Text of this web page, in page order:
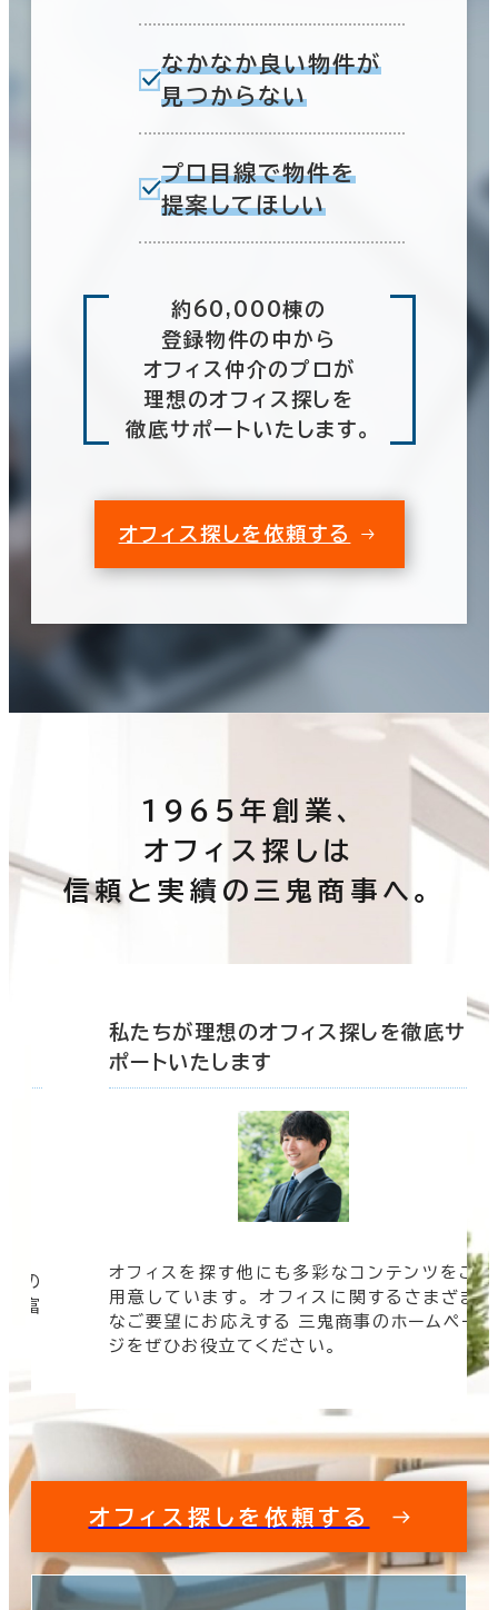
なかなか良い物件が
見つからない
プロ目線で物件を
提案してほしい
約60,000棟の
登録物件の中から
オフィス仲介のプロが
理想のオフィス探しを
徹底サポートいたします。
オフィス探しを依頼する
1965年創業、
オフィス探しは
信頼と実績の三鬼商事へ。
の
豊富
私たちが理想のオフィス探しを徹底サ
ポートいたします
オフィスを探す他にも多彩なコンテンツをご
用意しています。 オフィスに関するさまざま
なご要望にお応えする 三鬼商事のホームペー
ジをぜひお役立てください。
オフィス探しを依頼する